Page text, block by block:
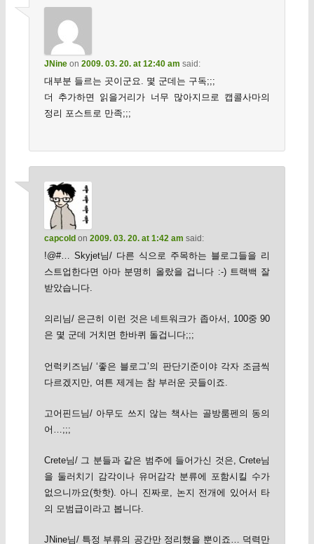
JNineon 2009. 03. 20. at 12:40 am said:
대부분 들르는 곳이군요. 몇 군데는 구독;;;
더 추가하면 읽을거리가 너무 많아지므로 캡콜사마의
정리 포스트로 만족;;;
capcold on 2009. 03. 20. at 1:42 am said:
!@#… Skyjet님/ 다른 식으로 주목하는 블로그들을 리
스트업한다면 아마 분명히 올랐을 겁니다 :-) 트랙백 잘
받았습니다.
의리님/ 은근히 이런 것은 네트워크가 좁아서, 100중 90
은 몇 군데 거치면 한바퀴 돌겁니다;;;
언럭키즈님/ ‘좋은 블로그’의 판단기준이야 각자 조금씩
다르겠지만, 여튼 제게는 참 부러운 곳들이죠.
고어핀드님/ 아무도 쓰지 않는 책사는 골방룸펜의 동의
어…;;;
Crete님/ 그 분들과 같은 범주에 들어가신 것은, Crete님
을 둘러치기 감각이나 유머감각 분류에 포함시킬 수가
없으니까요(핫핫). 아니 진짜로, 논지 전개에 있어서 타
의 모범급이라고 봅니다.
JNine님/ 특정 부류의 공간만 정리했을 뿐이죠… 덕력만